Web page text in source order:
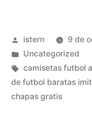
Publicado
por
istern
9 de
Publicado
en
Uncategorized
Etiquetas:
camisetas futbol
de futbol baratas
chapas gratis